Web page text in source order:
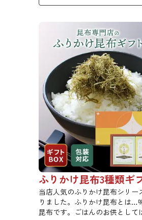
ふりかけ昆布3種類ギ
当店人気のふりかけ昆布シリー
りました。ふりかけ昆布とは…
昆布です。ごはんのお供として